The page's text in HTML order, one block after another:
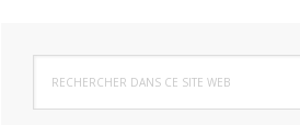
Barre
latérale
dans
ce